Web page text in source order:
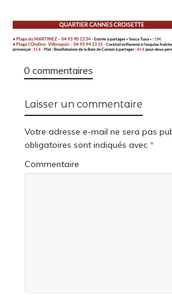
0 commentaires
Laisser un commentaire
Votre adresse e-mail ne sera pas
obligatoires sont indiqués avec *
Commentaire